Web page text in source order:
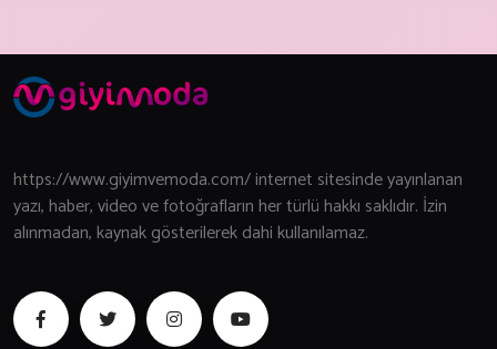
https://www.giyimvemoda.com/ internet sitesinde yayınlanan
yazı, haber, video ve fotoğrafların her türlü hakkı saklıdır. İzin
alınmadan, kaynak gösterilerek dahi kullanılamaz.